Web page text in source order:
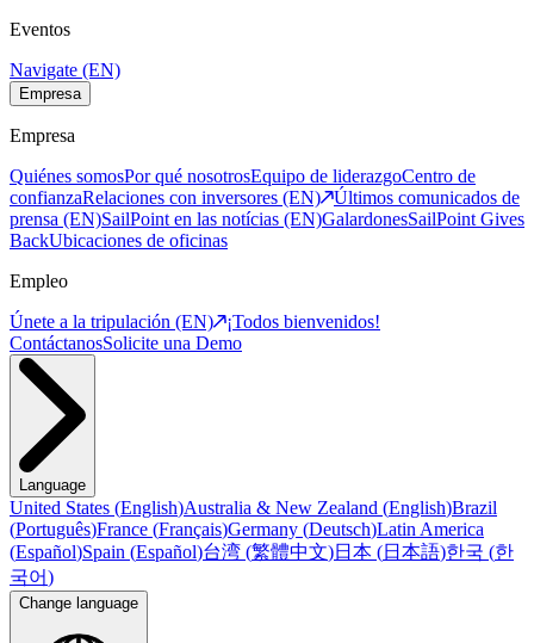
Eventos
Navigate (EN)
Empresa
Empresa
Quiénes somosPor qué nosotrosEquipo de liderazgoCentro de
confianzaRelaciones con inversores (EN)
Últimos comunicados de
prensa (EN)SailPoint en las notícias (EN)GalardonesSailPoint Gives
BackUbicaciones de oficinas
Empleo
Únete a la tripulación (EN)
¡Todos bienvenidos!
ContáctanosSolicite una Demo
Language
United States (English)Australia & New Zealand (English)Brazil
(Português)France (Français)Germany (Deutsch)Latin America
(Español)Spain (Español)台湾 (繁體中文)日本 (日本語)한국 (한
국어)
Change language